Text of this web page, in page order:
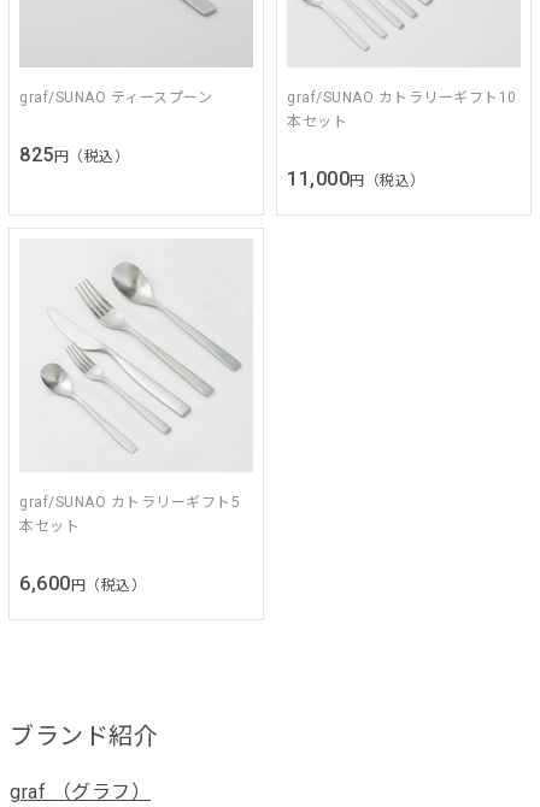
graf/SUNAO ティースプーン
825 円（税込）
graf/SUNAO カトラリーギフト10
本セット
11,000円（税込）
graf/SUNAO カトラリーギフト5
本セット
6,600 円（税込）
ブランド紹介
graf （グラフ）